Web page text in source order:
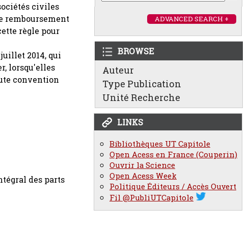
ADVANCED SEARCH +
BROWSE
Auteur
Type Publication
Unité Recherche
LINKS
Bibliothèques UT Capitole
Open Acess en France (Couperin)
Ouvrir la Science
Open Acess Week
Politique Éditeurs / Accès Ouvert
Fil @PubliUTCapitole
civiles
remboursement
règle pour
2014, qui
lorsqu'elles
convention
des parts